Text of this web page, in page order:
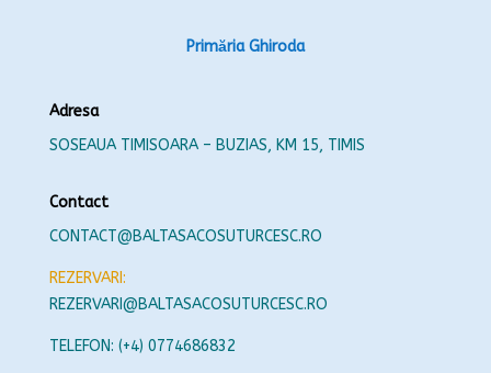
Primăria Ghiroda
Adresa
SOSEAUA TIMISOARA – BUZIAS, KM 15, TIMIS
Contact
CONTACT@BALTASACOSUTURCESC.RO
REZERVARI:
REZERVARI@BALTASACOSUTURCESC.RO
TELEFON: (+4) 0774686832